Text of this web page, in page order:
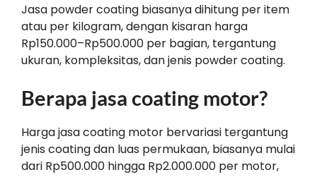
Jasa powder coating biasanya dihitung per item
atau per kilogram, dengan kisaran harga
Rp150.000–Rp500.000 per bagian, tergantung
ukuran, kompleksitas, dan jenis powder coating.
Berapa jasa coating motor?
Harga jasa coating motor bervariasi tergantung
jenis coating dan luas permukaan, biasanya mulai
dari Rp500.000 hingga Rp2.000.000 per motor,